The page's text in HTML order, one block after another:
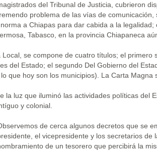
del Tribunal de Justicia, cubrieron
problema de las vías de
a Chiapas para dar cabida a la
Tabasco, en la provincia Chiapaneca
se compone de cuatro títulos; el
del Estado; el segundo Del Gobierno del
que hoy son los municipios). La Carta
la luz que iluminó las actividades políticas
y colonial.
de cerca algunos decretos que se
el vicepresidente y los secretarios
de un tesorero que percibirá la